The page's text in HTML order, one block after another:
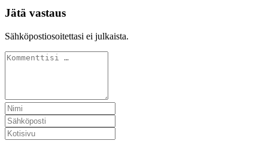
Jätä vastaus
Sähköpostiosoitettasi ei julkaista.